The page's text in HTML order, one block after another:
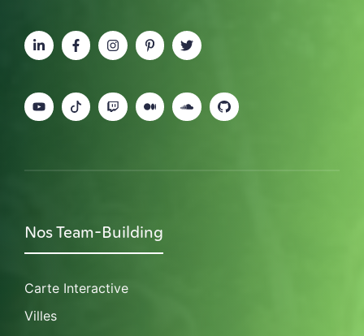
Nos Team-Building
Carte Interactive
Villes